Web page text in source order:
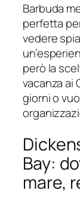
Barbuda
perfetta
vedere
però la
vacanza ai
giorni o
Bay:
mare,